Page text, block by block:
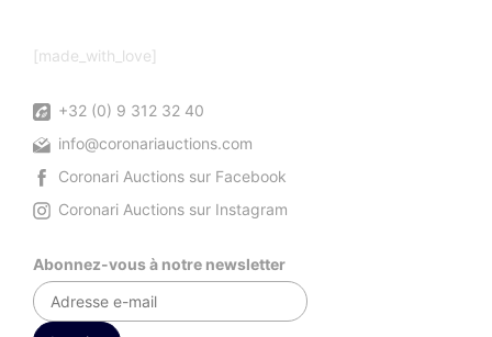
[made_with_love]
+32 (0) 9 312 32 40
info@coronariauctions.com
Coronari Auctions sur Facebook
Coronari Auctions sur Instagram
Abonnez-vous à notre newsletter